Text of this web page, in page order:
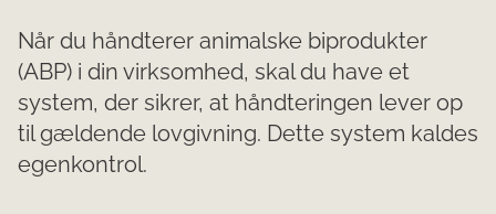
Når du håndterer animalske biprodukter
(ABP) i din virksomhed, skal du have et
system, der sikrer, at håndteringen lever op
til gældende lovgivning. Dette system kaldes
egenkontrol.